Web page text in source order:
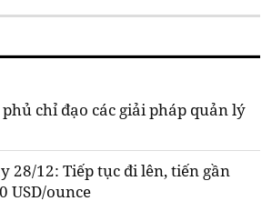
chỉ đạo các giải pháp quản lý
28/12: Tiếp tục đi lên, tiến gần
USD/ounce